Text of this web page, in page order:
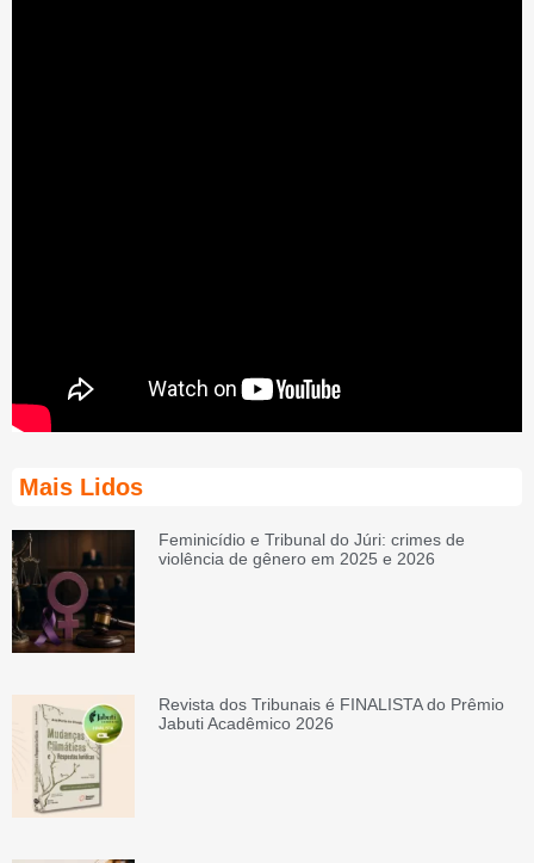
Mais Lidos
Feminicídio e Tribunal do Júri: crimes de
violência de gênero em 2025 e 2026
Revista dos Tribunais é FINALISTA do Prêmio
Jabuti Acadêmico 2026